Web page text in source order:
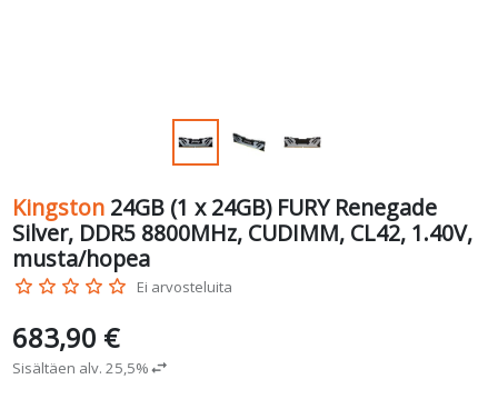
Kingston 24GB (1 x 24GB) FURY Renegade
Silver, DDR5 8800MHz, CUDIMM, CL42, 1.40V,
musta/hopea
star_border star_border star_border star_border star_border Ei arvosteluita
683,90 €
Sisältäen alv. 25,5%swap_horiz